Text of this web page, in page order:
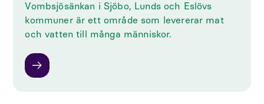
Vombsjösänkan i Sjöbo, Lunds och Eslövs
kommuner är ett område som levererar mat
och vatten till många människor.